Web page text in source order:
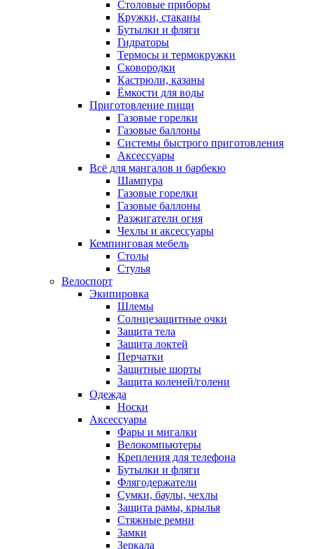
Столовые приборы
Кружки, стаканы
Бутылки и фляги
Гидраторы
Термосы и термокружки
Сковородки
Кастрюли, казаны
Ёмкости для воды
Приготовление пищи
Газовые горелки
Газовые баллоны
Системы быстрого приготовления
Аксессуары
Всё для мангалов и барбекю
Шампура
Газовые горелки
Газовые баллоны
Разжигатели огня
Чехлы и аксессуары
Кемпинговая мебель
Столы
Стулья
Велоспорт
Экипировка
Шлемы
Солнцезащитные очки
Защита тела
Защита локтей
Перчатки
Защитные шорты
Защита коленей/голени
Одежда
Носки
Аксессуары
Фары и мигалки
Велокомпьютеры
Крепления для телефона
Бутылки и фляги
Флягодержатели
Сумки, баулы, чехлы
Защита рамы, крылья
Стяжные ремни
Замки
Зеркала